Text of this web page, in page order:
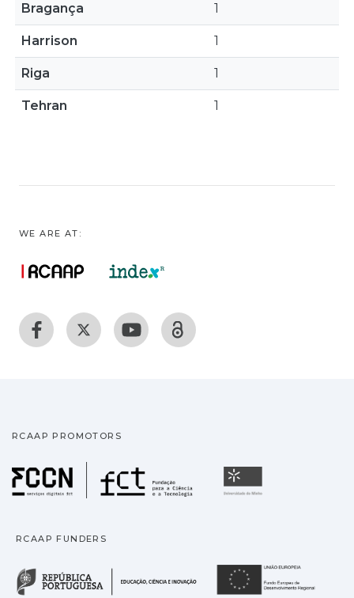
Bragança 1
Harrison 1
Riga 1
Tehran 1
WE ARE AT:
RCAAP PROMOTORS
Fundação para a
RCAAP FUNDERS
República Portuguesa